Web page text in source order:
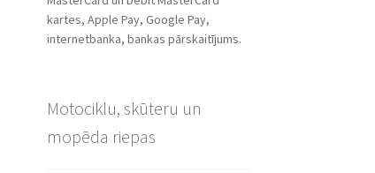
kartes, Apple Pay, Google Pay,
internetbanka, bankas pārskaitījums.
Motociklu, skūteru un
mopēda riepas